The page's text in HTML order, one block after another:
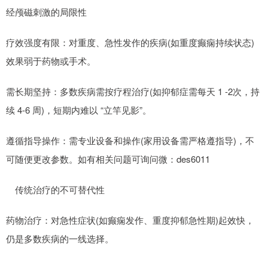
经颅磁刺激的局限性
疗效强度有限：对重度、急性发作的疾病(如重度癫痫持续状态)
效果弱于药物或手术。
需长期坚持：多数疾病需按疗程治疗(如抑郁症需每天 1 -2次，持
续 4-6 周)，短期内难以 “立竿见影”。
遵循指导操作：需专业设备和操作(家用设备需严格遵指导)，不
可随便更改参数。如有相关问题可询问微：des6011
传统治疗的不可替代性
药物治疗：对急性症状(如癫痫发作、重度抑郁急性期)起效快，
仍是多数疾病的一线选择。